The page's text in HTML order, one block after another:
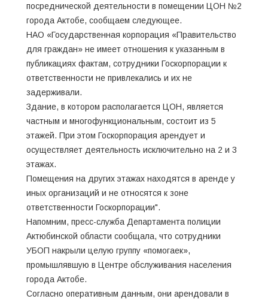
посреднической деятельности в помещении ЦОН №2
города Актобе, сообщаем следующее.
НАО «Государственная корпорация «Правительство
для граждан» не имеет отношения к указанным в
публикациях фактам, сотрудники Госкорпорации к
ответственности не привлекались и их не
задерживали.
Здание, в котором располагается ЦОН, является
частным и многофункциональным, состоит из 5
этажей. При этом Госкорпорация арендует и
осуществляет деятельность исключительно на 2 и 3
этажах.
Помещения на других этажах находятся в аренде у
иных организаций и не относятся к зоне
ответственности Госкорпорации".
Напомним, пресс-служба Департамента полиции
Актюбинской области сообщала, что сотрудники
УБОП накрыли целую группу «помогаек»,
промышлявшую в Центре обслуживания населения
города Актобе.
Согласно оперативным данным, они арендовали в